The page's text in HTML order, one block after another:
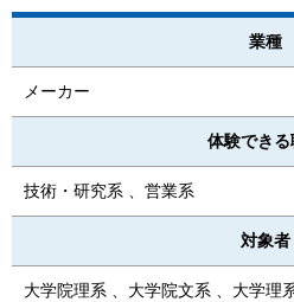
業種
メーカー
体験できる
技術・研究系 、営業系
対象者
大学院理系 、大学院文系 、大学理